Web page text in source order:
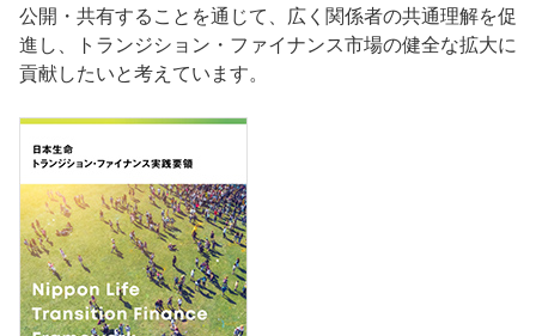
公開・共有することを通じて、広く関係者の共通理解を促
進し、トランジション・ファイナンス市場の健全な拡大に
貢献したいと考えています。